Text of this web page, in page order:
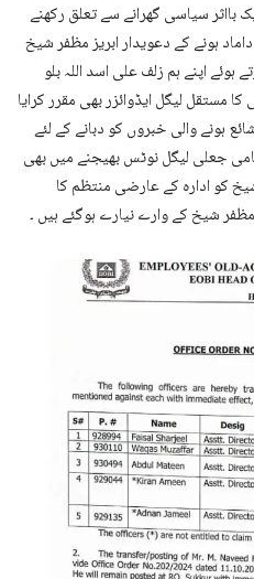
بااثر سیاسی گھرانے سے تعلق رکھنے
ہونے کے دعویدار ابریز مظفر شیخ
ہوئے اپنے ہم زلف علی اسد اللہ بلو
مستقل لیگل ایڈوائزر بھی مقرر کرایا
ہونے والی خبروں کو دبانے کے لئے
جعلی لیگل نوٹس بھیجنے میں بھی
کو ادارہ کے عارضی منتظم کا
مظفر شیخ کے وارے نیارے ہوگئے ہیں ۔